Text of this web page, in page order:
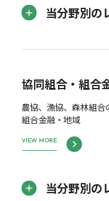
当分野別の
協同組合・組合
農協、漁協、森林組合
組合金融・地域
VIEW MORE
当分野別の